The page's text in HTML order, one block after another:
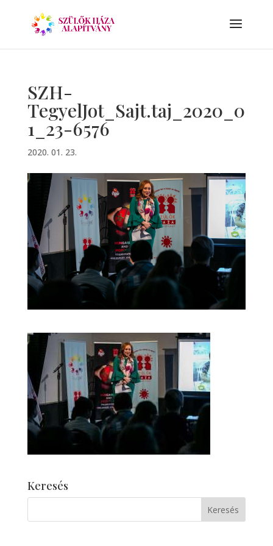
SZH-
TegyelJot_Sajt.taj_2020_0
1_23-6576
2020. 01. 23.
Keresés